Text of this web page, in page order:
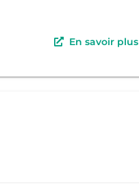
En savoir plus